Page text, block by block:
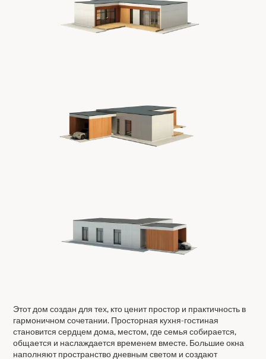
Этот дом создан для тех, кто ценит простор и практичность в
гармоничном сочетании. Просторная кухня-гостиная
становится сердцем дома, местом, где семья собирается,
общается и наслаждается временем вместе. Большие окна
наполняют пространство дневным светом и создают